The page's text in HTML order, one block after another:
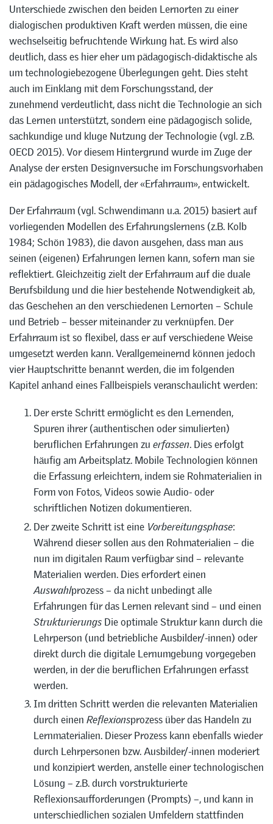
Unterschiede zwischen den beiden Lernorten zu einer
dialogischen produktiven Kraft werden müssen, die eine
wechselseitig befruchtende Wirkung hat. Es wird also
deutlich, dass es hier eher um pädagogisch-didaktische als
um technologiebezogene Überlegungen geht. Dies steht
auch im Einklang mit dem Forschungsstand, der
zunehmend verdeutlicht, dass nicht die Technologie an sich
das Lernen unterstützt, sondern eine pädagogisch solide,
sachkundige und kluge Nutzung der Technologie (vgl. z.B.
OECD 2015). Vor diesem Hintergrund wurde im Zuge der
Analyse der ersten Designversuche im Forschungsvorhaben
ein pädagogisches Modell, der «Erfahrraum», entwickelt.
Der Erfahrraum (vgl. Schwendimann u.a. 2015) basiert auf
vorliegenden Modellen des Erfahrungslernens (z.B. Kolb
1984; Schön 1983), die davon ausgehen, dass man aus
seinen (eigenen) Erfahrungen lernen kann, sofern man sie
reflektiert. Gleichzeitig zielt der Erfahrraum auf die duale
Berufsbildung und die hier bestehende Notwendigkeit ab,
das Geschehen an den verschiedenen Lernorten – Schule
und Betrieb – besser miteinander zu verknüpfen. Der
Erfahrraum ist so flexibel, dass er auf verschiedene Weise
umgesetzt werden kann. Verallgemeinernd können jedoch
vier Hauptschritte benannt werden, die im folgenden
Kapitel anhand eines Fallbeispiels veranschaulicht werden:
Der erste Schritt ermöglicht es den Lernenden,
Spuren ihrer (authentischen oder simulierten)
beruflichen Erfahrungen zu erfassen. Dies erfolgt
häufig am Arbeitsplatz. Mobile Technologien können
die Erfassung erleichtern, indem sie Rohmaterialien in
Form von Fotos, Videos sowie Audio- oder
schriftlichen Notizen dokumentieren.
Der zweite Schritt ist eine Vorbereitungsphase:
Während dieser sollen aus den Rohmaterialien – die
nun im digitalen Raum verfügbar sind – relevante
Materialien werden. Dies erfordert einen
Auswahlprozess – da nicht unbedingt alle
Erfahrungen für das Lernen relevant sind – und einen
Strukturierungs Die optimale Struktur kann durch die
Lehrperson (und betriebliche Ausbilder/-innen) oder
direkt durch die digitale Lernumgebung vorgegeben
werden, in der die beruflichen Erfahrungen erfasst
werden.
Im dritten Schritt werden die relevanten Materialien
durch einen Reflexionsprozess über das Handeln zu
Lernmaterialien. Dieser Prozess kann ebenfalls wieder
durch Lehrpersonen bzw. Ausbilder/-innen moderiert
und konzipiert werden, anstelle einer technologischen
Lösung – z.B. durch vorstrukturierte
Reflexionsaufforderungen (Prompts) –, und kann in
unterschiedlichen sozialen Umfeldern stattfinden